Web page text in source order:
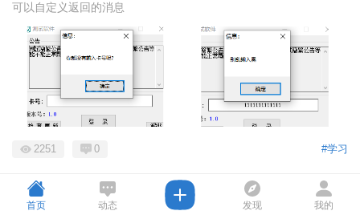
可以自定义返回的消息
#学习
2251 0
首页 动态 发现 我的